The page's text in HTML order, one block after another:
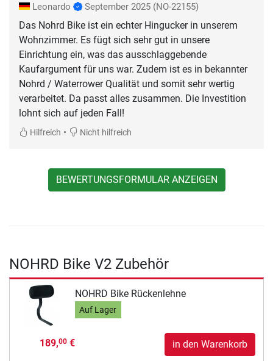
Leonardo September 2025 (NO-22155)
Das Nohrd Bike ist ein echter Hingucker in unserem
Wohnzimmer. Es fügt sich sehr gut in unsere
Einrichtung ein, was das ausschlaggebende
Kaufargument für uns war. Zudem ist es in bekannter
Nohrd / Waterrower Qualität und somit sehr wertig
verarbeitet. Da passt alles zusammen. Die Investition
lohnt sich auf jeden Fall!
Hilfreich • Nicht hilfreich
BEWERTUNGSFORMULAR ANZEIGEN
NOHRD Bike V2 Zubehör
NOHRD Bike Rückenlehne
Auf Lager
189,00€ in den Warenkorb